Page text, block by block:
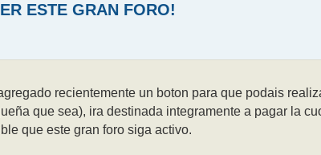
ESTE GRAN FORO!
recientemente un boton para que podais
que sea), ira destinada integramente a pagar la
que este gran foro siga activo.